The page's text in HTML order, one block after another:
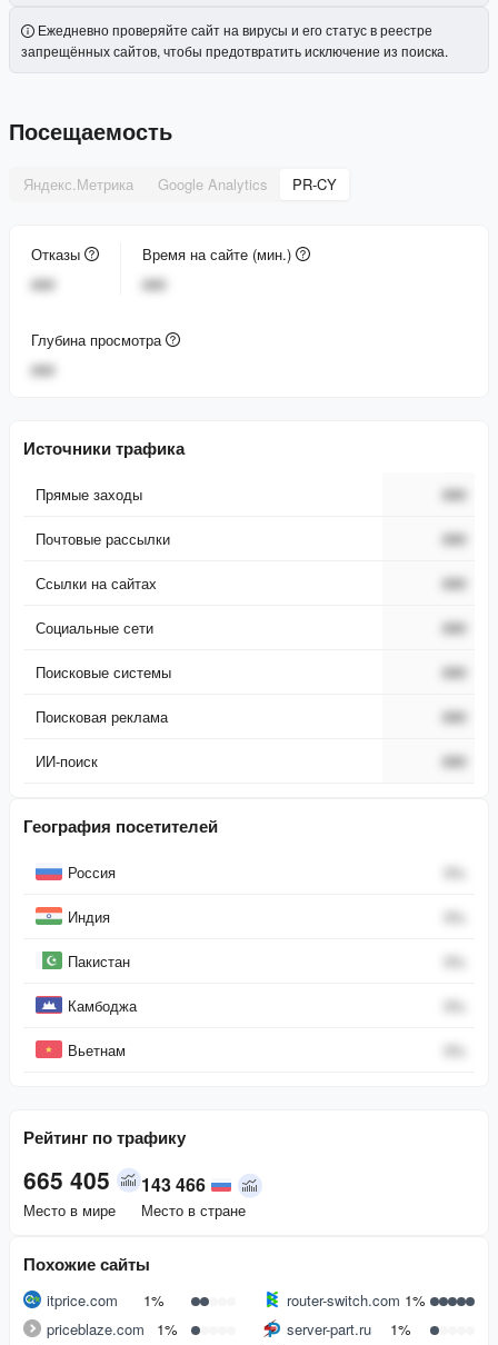
Ежедневно проверяйте сайт на вирусы и его статус в реестре
запрещённых сайтов, чтобы предотвратить исключение из поиска.
Посещаемость
Яндекс.Метрика Google Analytics PR-CY
Отказы
###
Время на сайте (мин.)
###
Глубина просмотра
###
Источники трафика
Прямые заходы ###
Почтовые рассылки ###
Ссылки на сайтах ###
Социальные сети ###
Поисковые системы ###
Поисковая реклама ###
ИИ-поиск ###
География посетителей
Россия 0%
Индия 0%
Пакистан 0%
Камбоджа 0%
Вьетнам 0%
Рейтинг по трафику
665 405
Место в мире
143 466
Место в стране
Похожие сайты
itprice.com 1% router-switch.com 1%
priceblaze.com
1% server-part.ru
1%